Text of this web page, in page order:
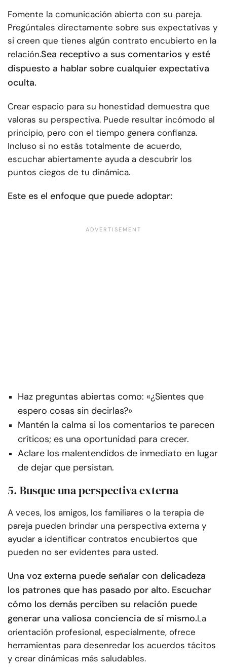
Fomente la comunicación abierta con su pareja.
Pregúntales directamente sobre sus expectativas y
si creen que tienes algún contrato encubierto en la
relación.Sea receptivo a sus comentarios y esté
dispuesto a hablar sobre cualquier expectativa
oculta.
Crear espacio para su honestidad demuestra que
valoras su perspectiva. Puede resultar incómodo al
principio, pero con el tiempo genera confianza.
Incluso si no estás totalmente de acuerdo,
escuchar abiertamente ayuda a descubrir los
puntos ciegos de tu dinámica.
Este es el enfoque que puede adoptar:
Haz preguntas abiertas como: «¿Sientes que
espero cosas sin decirlas?»
Mantén la calma si los comentarios te parecen
críticos; es una oportunidad para crecer.
Aclare los malentendidos de inmediato en lugar
de dejar que persistan.
5. Busque una perspectiva externa
A veces, los amigos, los familiares o la terapia de
pareja pueden brindar una perspectiva externa y
ayudar a identificar contratos encubiertos que
pueden no ser evidentes para usted.
Una voz externa puede señalar con delicadeza
los patrones que has pasado por alto. Escuchar
cómo los demás perciben su relación puede
generar una valiosa conciencia de sí mismo.La
orientación profesional, especialmente, ofrece
herramientas para desenredar los acuerdos tácitos
y crear dinámicas más saludables.